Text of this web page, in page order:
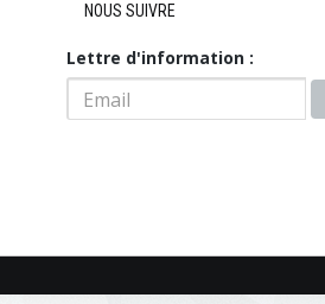
NOUS SUIVRE
Lettre d'information :